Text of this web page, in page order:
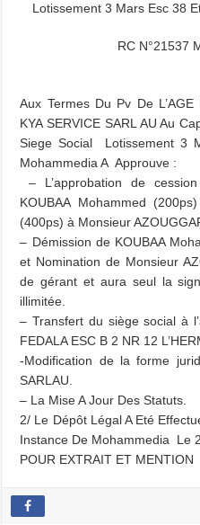
Lotissement 3 Mars Esc 38
RC N°21537
Aux Termes Du Pv De
KYA SERVICE SARL AU Au
Siege Social Lotissement 3
Mohammedia A Approuve :
– L’approbation de
KOUBAA Mohammed
(400ps) à Monsieur
– Démission de KOUBAA
et Nomination de Monsieur
de gérant et aura seul la
illimitée.
– Transfert du siège social à
FEDALA ESC B 2 NR 12
-Modification de la forme
SARLAU.
– La Mise A Jour Des Statuts.
2/ Le Dépôt Légal A Eté
Instance De Mohammedia Le
POUR EXTRAIT ET MENTION